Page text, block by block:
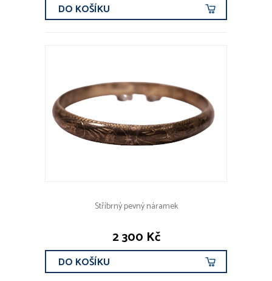
DO KOŠÍKU
Stříbrný pevný náramek
2 300 Kč
DO KOŠÍKU